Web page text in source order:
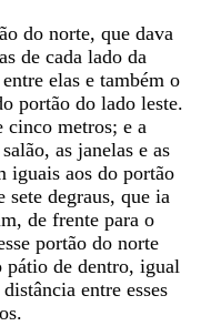
do norte, que dava
de cada lado da
entre elas e também o
portão do lado leste.
cinco metros; e a
salão, as janelas e as
iguais aos do portão
sete degraus, que ia
, de frente para o
portão do norte
pátio de dentro, igual
distância entre esses
.